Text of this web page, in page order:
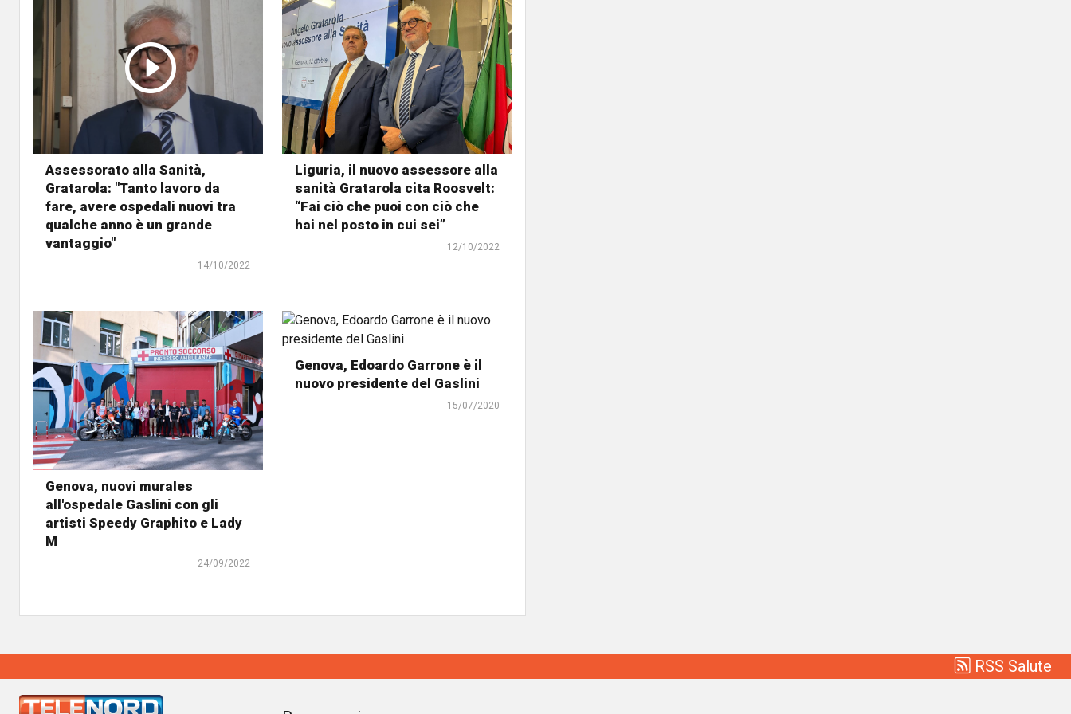
Assessorato alla Sanità,
Gratarola: "Tanto lavoro da
fare, avere ospedali nuovi tra
qualche anno è un grande
vantaggio"
14/10/2022
Liguria, il nuovo assessore alla
sanità Gratarola cita Roosvelt:
“Fai ciò che puoi con ciò che
hai nel posto in cui sei”
12/10/2022
Genova, nuovi murales
all'ospedale Gaslini con gli
artisti Speedy Graphito e Lady
M
24/09/2022
Genova, Edoardo Garrone è il
nuovo presidente del Gaslini
15/07/2020
RSS Salute